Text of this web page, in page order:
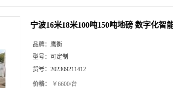
宁波16米18米100吨150吨地磅 数字化智
品牌： 鹰衡
型号：
可定制
货号： 202309211412
价格： ￥6600/台